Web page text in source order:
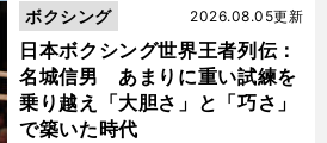
日本ボクシング世界王者列伝：
名城信男 あまりに重い試練を
乗り越え「大胆さ」と「巧さ」
で築いた時代
2026.08.05更新
ボクシング